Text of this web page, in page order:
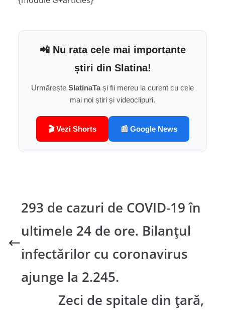
📲 Nu rata cele mai importante
știri din Slatina!
Urmărește SlatinaTași fii mereu la curent cu cele
mai noi știri și videoclipuri.
🎬 Vezi Shorts 📰 Google News
293 de cazuri de COVID-19 în
ultimele 24 de ore. Bilanțul
infectărilor cu coronavirus
ajunge la 2.245.
Zeci de spitale din țară,